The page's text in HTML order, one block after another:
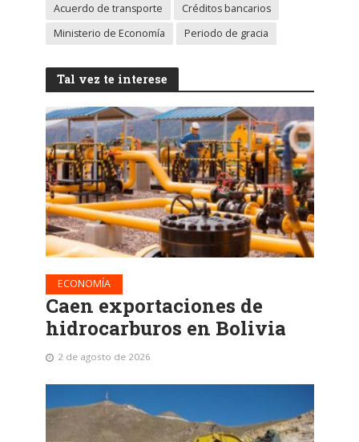
Acuerdo de transporte
Créditos bancarios
Ministerio de Economía
Periodo de gracia
Tal vez te interese
ECONOMÍA
Caen exportaciones de
hidrocarburos en Bolivia
2 de agosto de 2026